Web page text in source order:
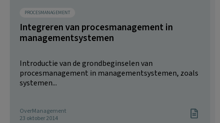
PROCESMANAGEMENT
Integreren van procesmanagement in
managementsystemen
Introductie van de grondbeginselen van
procesmanagement in managementsystemen, zoals
systemen...
OverManagement
23 oktober 2014